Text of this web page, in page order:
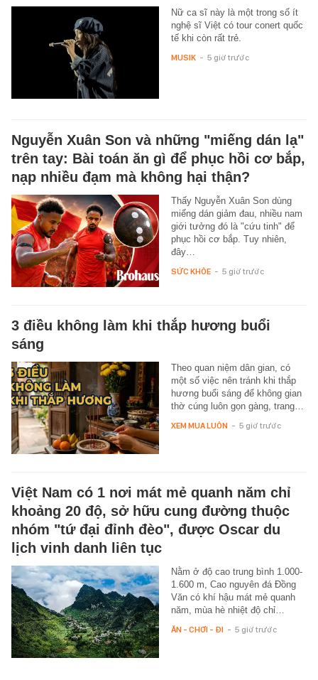
Nữ ca sĩ này là một trong số ít
nghệ sĩ Việt có tour conert quốc
tế khi còn rất trẻ.
MUSIK - 5 giờ trước
Nguyễn Xuân Son và những "miếng dán lạ"
trên tay: Bài toán ăn gì để phục hồi cơ bắp,
nạp nhiều đạm mà không hại thận?
Thấy Nguyễn Xuân Son dùng
miếng dán giảm đau, nhiều nam
giới tưởng đó là "cứu tinh" để
phục hồi cơ bắp. Tuy nhiên,
đây…
SỨC KHỎE - 5 giờ trước
3 điều không làm khi thắp hương buổi
sáng
Theo quan niệm dân gian, có
một số việc nên tránh khi thắp
hương buổi sáng để không gian
thờ cúng luôn gọn gàng, trang…
XEM MUA LUÔN - 5 giờ trước
Việt Nam có 1 nơi mát mẻ quanh năm chỉ
khoảng 20 độ, sở hữu cung đường thuộc
nhóm "tứ đại đỉnh đèo", được Oscar du
lịch vinh danh liên tục
Nằm ở độ cao trung bình 1.000-
1.600 m, Cao nguyên đá Đồng
Văn có khí hậu mát mẻ quanh
năm, mùa hè nhiệt độ chỉ…
ĂN - CHƠI - ĐI - 5 giờ trước